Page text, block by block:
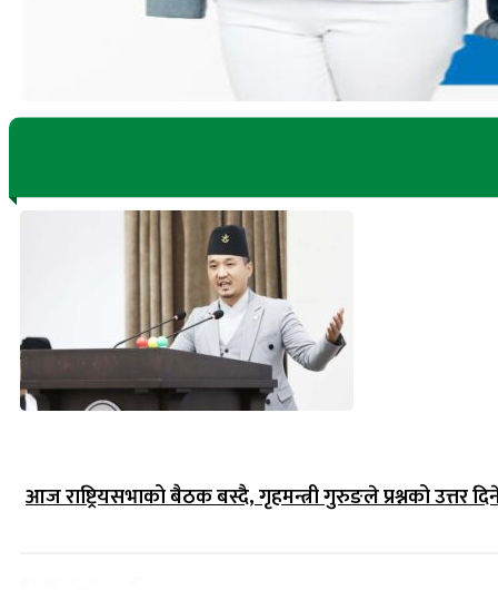
आज राष्ट्रियसभाको बैठक बस्दै, गृहमन्त्री गुरुङले प्रश्नको उत्तर